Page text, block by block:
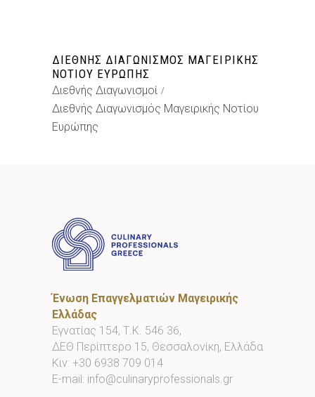
ΔΙΕΘΝΉΣ ΔΙΑΓΩΝΙΣΜΌΣ ΜΑΓΕΙΡΙΚΉΣ
ΝΟΤΊΟΥ ΕΥΡΏΠΗΣ
Διεθνής Διαγωνισμοί
Διεθνής Διαγωνισμός Μαγειρικής Νοτίου
Ευρώπης
Ένωση Επαγγελματιών Μαγειρικής
Ελλάδας
Εγνατίας 154, Τ.Κ. 546 36,
ΔΕΘ Περίπτερο 15, Θεσσαλονίκη, Ελλάδα
Κιν: +30 6938 709 014
E-mail: info@culinaryprofessionals.gr